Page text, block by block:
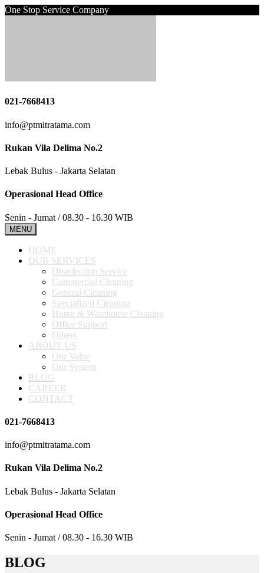
One Stop Service Company
021-7668413
info@ptmitratama.com
Rukan Vila Delima No.2
Lebak Bulus - Jakarta Selatan
Operasional Head Office
Senin - Jumat / 08.30 - 16.30 WIB
MENU
HOME
OUR SERVICES
Disinfection Service
Commercial Cleaning
General Cleaning
Specialized Cleaning
Home & Warehouse Cleaning
Office Support
Others
ABOUT US
Our Value
Our System
BLOG
CAREER
CONTACT
021-7668413
info@ptmitratama.com
Rukan Vila Delima No.2
Lebak Bulus - Jakarta Selatan
Operasional Head Office
Senin - Jumat / 08.30 - 16.30 WIB
BLOG